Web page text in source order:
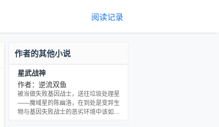
阅读记录
作者的其他小说
星武战神
作者：逆流双鱼
被当做失败基因战士，送往垃圾处理星
——魔域星的陈幽洛，在到处是变异生
物与基因失败战士的恶劣环境中该如何